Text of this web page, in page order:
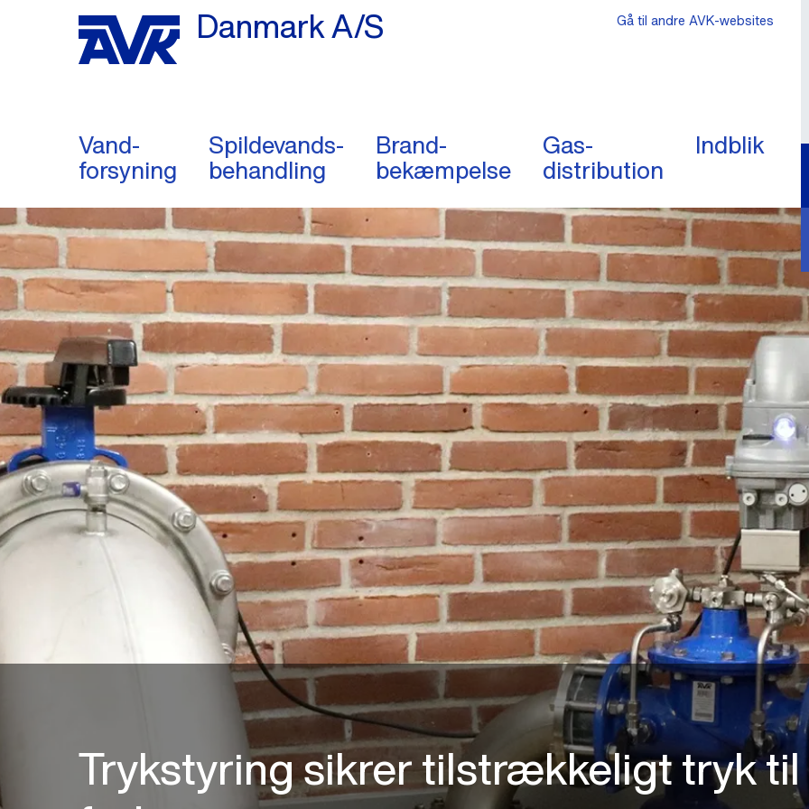
Danmark A/S
Vand-
forsyning
Spildevands-
behandling
Brand-
bekæmpelse
Gas-
distribution
Indblik
Gå til andre AVK-websites
Trykstyring sikrer tilstrækkeligt tryk til